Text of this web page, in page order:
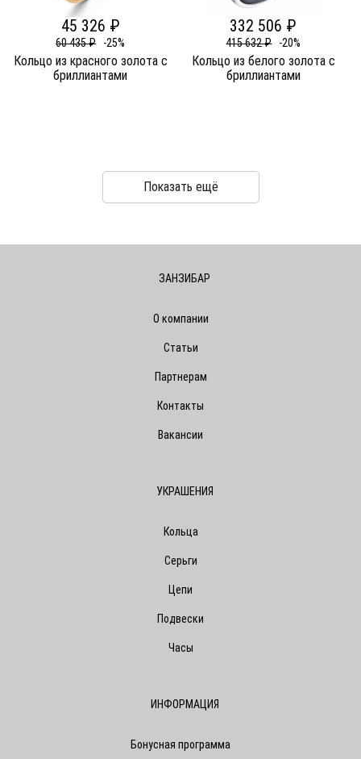
45 326 ₽
60 435 ₽ -25%
Кольцо из красного золота c
бриллиантами
332 506 ₽
415 632 ₽ -20%
Кольцо из белого золота c
бриллиантами
Показать ещё
ЗАНЗИБАР
О компании
Статьи
Партнерам
Контакты
Вакансии
УКРАШЕНИЯ
Кольца
Серьги
Цепи
Подвески
Часы
ИНФОРМАЦИЯ
Бонусная программа